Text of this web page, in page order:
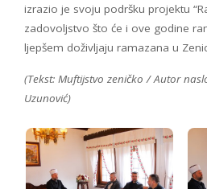
izrazio je svoju podršku projektu
zadovoljstvo što će i ove godine
ljepšem doživljaju ramazana u
(Tekst: Muftijstvo zeničko / Autor
Uzunović)